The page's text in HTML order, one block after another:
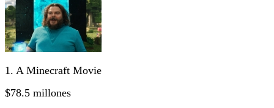
1. A Minecraft Movie
$78.5 millones